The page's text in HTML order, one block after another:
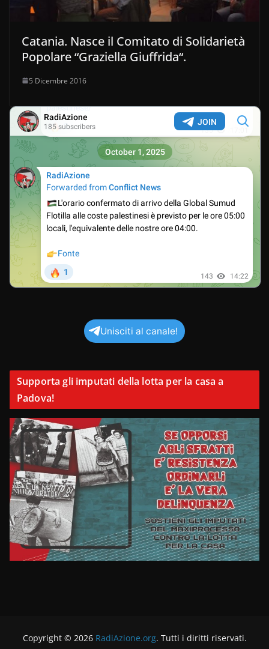
Catania. Nasce il Comitato di Solidarietà
Popolare “Graziella Giuffrida“.
5 Dicembre 2016
Unisciti al canale!
Supporta gli imputati della lotta per la casa a
Padova!
Copyright © 2026 RadiAzione.org. Tutti i diritti riservati.